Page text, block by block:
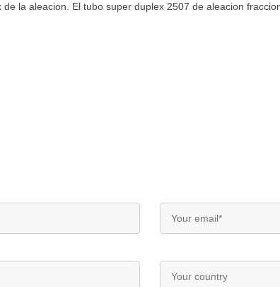
la aleacion. El tubo super duplex 2507 de aleacion